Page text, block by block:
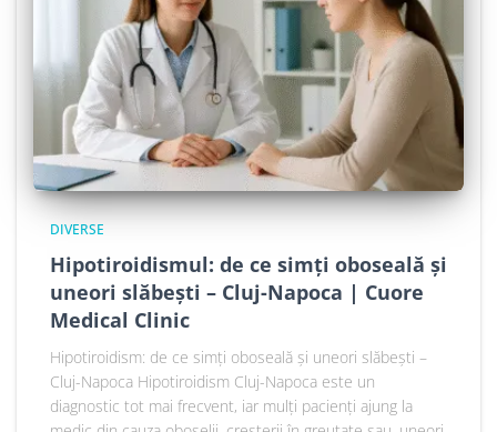
DIVERSE
Hipotiroidismul: de ce simți oboseală și
uneori slăbești – Cluj-Napoca | Cuore
Medical Clinic
Hipotiroidism: de ce simți oboseală și uneori slăbești –
Cluj-Napoca Hipotiroidism Cluj-Napoca este un
diagnostic tot mai frecvent, iar mulți pacienți ajung la